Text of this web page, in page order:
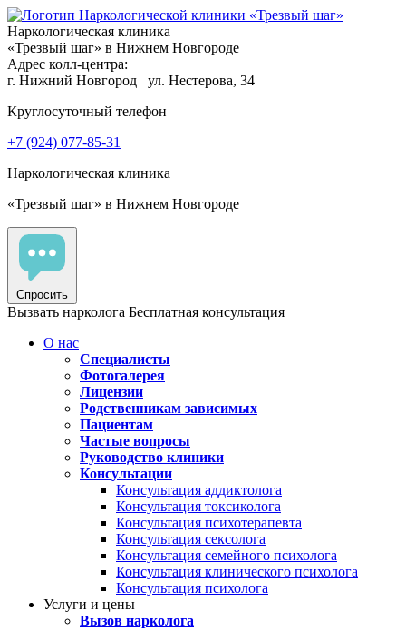
Наркологическая клиника
«Трезвый шаг» в Нижнем Новгороде
Адрес колл-центра:
г. Нижний Новгород
ул. Нестерова, 34
Круглосуточный телефон
+7 (924) 077-85-31
Наркологическая клиника
«Трезвый шаг» в Нижнем Новгороде
Спросить
Вызвать нарколога Бесплатная консультация
О нас
Специалисты
Фотогалерея
Лицензии
Родственникам зависимых
Пациентам
Частые вопросы
Руководство клиники
Консультации
Консультация аддиктолога
Консультация токсиколога
Консультация психотерапевта
Консультация сексолога
Консультация семейного психолога
Консультация клинического психолога
Консультация психолога
Услуги и цены
Вызов нарколога